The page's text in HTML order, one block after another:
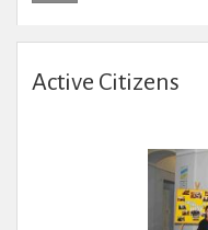
Active Citizens